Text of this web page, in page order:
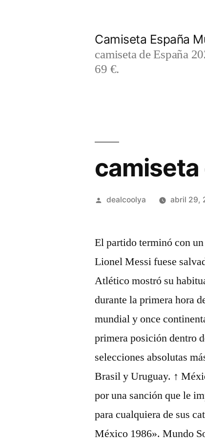
Camiseta España
camiseta de España
69 €.
Publicado
dealcoolya abril 29,
El partido terminó con un
Lionel Messi fuese
Atlético mostró su
durante la primera hora
mundial y once
primera posición dentro
selecciones absolutas
Brasil y Uruguay. ↑
por una sanción que le
para cualquiera de sus
México 1986». Mundo